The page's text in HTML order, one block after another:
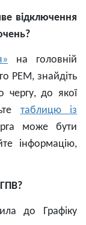
відключення
на головній
РЕМ, знайдіть
чергу, до якої
таблицю із
може бути
інформацію,
до Графіку